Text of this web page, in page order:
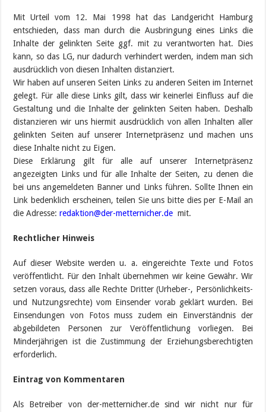
Mit Urteil vom 12. Mai 1998 hat das Landgericht Hamburg
entschieden, dass man durch die Ausbringung eines Links die
Inhalte der gelinkten Seite ggf. mit zu verantworten hat. Dies
kann, so das LG, nur dadurch verhindert werden, indem man sich
ausdrücklich von diesen Inhalten distanziert.
Wir haben auf unseren Seiten Links zu anderen Seiten im Internet
gelegt. Für alle diese Links gilt, dass wir keinerlei Einfluss auf die
Gestaltung und die Inhalte der gelinkten Seiten haben. Deshalb
distanzieren wir uns hiermit ausdrücklich von allen Inhalten aller
gelinkten Seiten auf unserer Internetpräsenz und machen uns
diese Inhalte nicht zu Eigen.
Diese Erklärung gilt für alle auf unserer Internetpräsenz
angezeigten Links und für alle Inhalte der Seiten, zu denen die
bei uns angemeldeten Banner und Links führen. Sollte Ihnen ein
Link bedenklich erscheinen, teilen Sie uns bitte dies per E-Mail an
die Adresse: redaktion@der-metternicher.de mit.
Rechtlicher Hinweis
Auf dieser Website werden u. a. eingereichte Texte und Fotos
veröffentlicht. Für den Inhalt übernehmen wir keine Gewähr. Wir
setzen voraus, dass alle Rechte Dritter (Urheber-, Persönlichkeits-
und Nutzungsrechte) vom Einsender vorab geklärt wurden. Bei
Einsendungen von Fotos muss zudem ein Einverständnis der
abgebildeten Personen zur Veröffentlichung vorliegen. Bei
Minderjährigen ist die Zustimmung der Erziehungsberechtigten
erforderlich.
Eintrag von Kommentaren
Als Betreiber von der-metternicher.de sind wir nicht nur für